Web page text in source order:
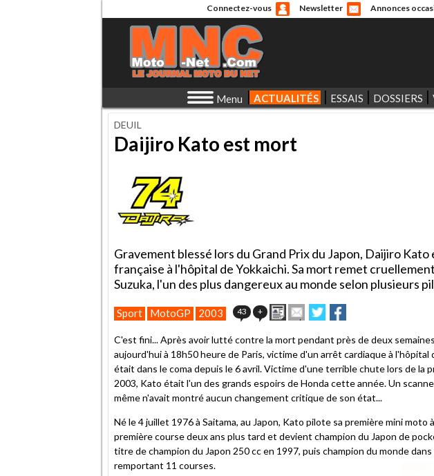
Connectez-vous Newsletter Annonces
Menu ACTUALITÉS ESSAIS DOSSIERS
DEUIL
Daijiro Kato est mort
Gravement blessé lors du Grand Prix du Japon, Daijiro
française à l'hôpital de Yokkaichi. Sa mort remet
Suzuka, l'un des plus dangereux au monde selon plusieurs
Sport MotoGP 2003 43 + ImprimerEnvoyer
cet
à
un
ami
Partager
sur
sur
C'est fini... Après avoir lutté contre la mort pendant près de deux
aujourd'hui à 18h50 heure de Paris, victime d'un arrêt cardiaque à l'hôpital
était dans le coma depuis le 6 avril. Victime d'une terrible chute lors de la
2003, Kato était l'un des grands espoirs de Honda cette année. Un
même n'avait montré aucun changement critique de son état...
Né le 4 juillet 1976 à Saitama, au Japon, Kato pilote sa première mini moto
première course deux ans plus tard et devient champion du Japon de
titre de champion du Japon 250 cc en 1997, puis champion du monde
remportant 11 courses.